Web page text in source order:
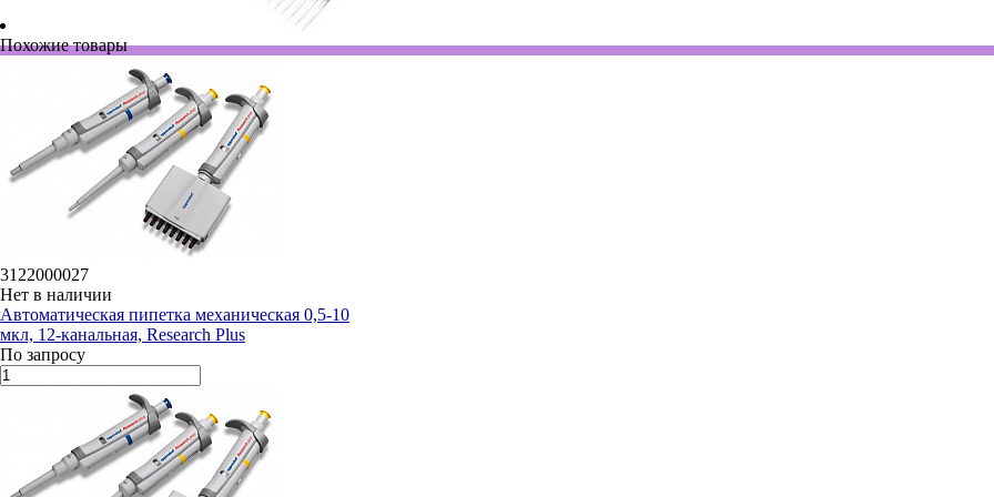
Похожие товары
3122000027
Нет в наличии
Автоматическая пипетка механическая 0,5-10
мкл, 12-канальная, Research Plus
По запросу